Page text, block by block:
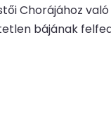
Chorájához
bájának